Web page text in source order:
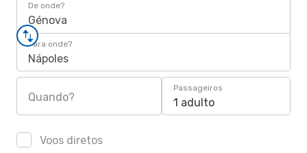
De onde?
Génova
Para onde?
Nápoles
Quando?
Passageiros
1 adulto
Voos diretos